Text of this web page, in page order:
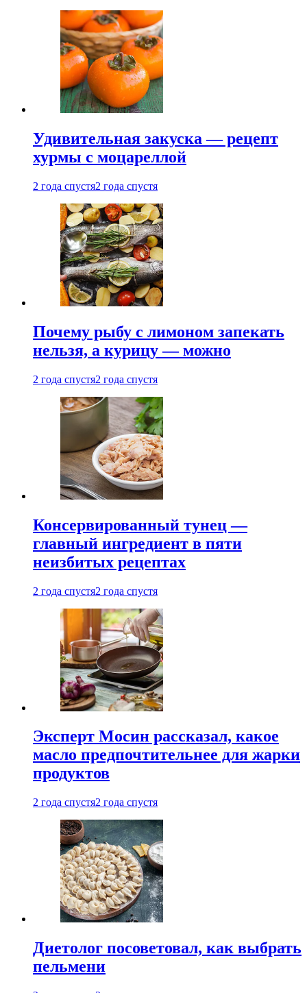
Удивительная закуска — рецепт
хурмы с моцареллой
2 года спустя2 года спустя
Почему рыбу с лимоном запекать
нельзя, а курицу — можно
2 года спустя2 года спустя
Консервированный тунец —
главный ингредиент в пяти
неизбитых рецептах
2 года спустя2 года спустя
Эксперт Мосин рассказал, какое
масло предпочтительнее для жарки
продуктов
2 года спустя2 года спустя
Диетолог посоветовал, как выбрать
пельмени